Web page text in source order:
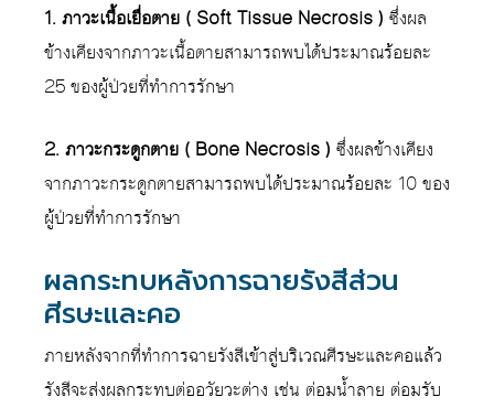
1. ภาวะเนื้อเยื่อตาย ( Soft Tissue Necrosis ) ซึ่งผล
ข้างเคียงจากภาวะเนื้อตายสามารถพบได้ประมาณร้อยละ
25 ของผู้ป่วยที่ทำการรักษา
2. ภาวะกระดูกตาย ( Bone Necrosis ) ซึ่งผลข้างเคียง
จากภาวะกระดูกตายสามารถพบได้ประมาณร้อยละ 10 ของ
ผู้ป่วยที่ทำการรักษา
ผลกระทบหลังการฉายรังสีส่วน
ศีรษะและคอ
ภายหลังจากที่ทำการฉายรังสีเข้าสู่บริเวณศีรษะและคอแล้ว
รังสีจะส่งผลกระทบต่ออวัยวะต่าง เช่น ต่อมน้ำลาย ต่อมรับ